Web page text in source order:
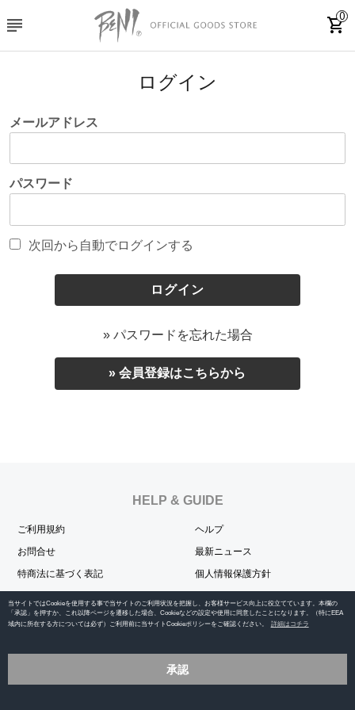
当サイトではCookieを使用する事で当サイトのご利用状況を把握し、お客様サービス向上に役立てています。本欄の
「承認」を押すか、これ以降ページを遷移した場合、Cookieなどの設定や使用に同意したことになります。（特にEEA
域内に所在する方については必ず）ご利用前に当サイトCookieポリシーをご確認ください。
詳細はコチラ
承認
subject shopping_cart
0
ログイン
メールアドレス
パスワード
次回から自動でログインする
» パスワードを忘れた場合
» 会員登録はこちらから
HELP & GUIDE
ご利用規約
ヘルプ
お問合せ
最新ニュース
特商法に基づく表記
個人情報保護方針
OFFICIAL SNS